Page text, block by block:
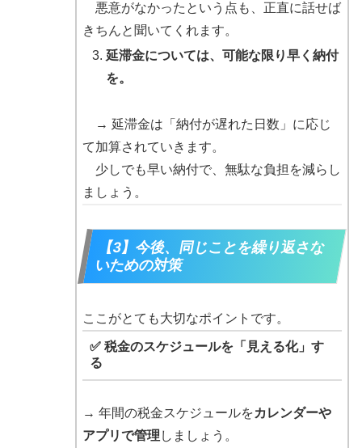
悪意がなかったという点も、正直に話せば
きちんと聞いてくれます。
延滞金については、可能な限り早く納付
を。
→ 延滞金は「納付が遅れた日数」に応じ
て加算されていきます。
少しでも早い納付で、無駄な負担を減らし
ましょう。
【3】今後、同じことを繰り返さな
いための対策
ここがとても大切なポイントです。
✅ 税金のスケジュールを「見える化」す
る
→ 年間の税金スケジュールをカレンダーや
アプリで管理 しましょう。